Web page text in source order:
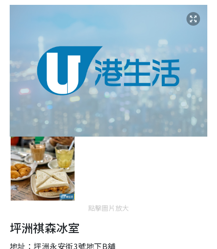
點擊圖片放大
坪洲祺森冰室
地址：坪洲永安街3號地下B舖